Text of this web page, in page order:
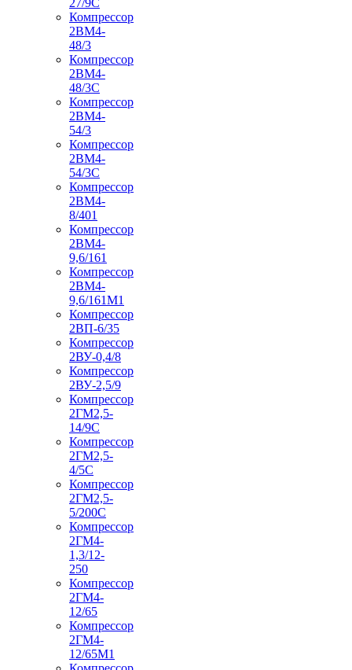
Компрессор
2ВМ4-
48/3
Компрессор
2ВМ4-
48/3С
Компрессор
2ВМ4-
54/3
Компрессор
2ВМ4-
54/3С
Компрессор
2ВМ4-
8/401
Компрессор
2ВМ4-
9,6/161
Компрессор
2ВМ4-
9,6/161М1
Компрессор
2ВП-6/35
Компрессор
2ВУ-0,4/8
Компрессор
2ВУ-2,5/9
Компрессор
2ГМ2,5-
14/9С
Компрессор
2ГМ2,5-
4/5С
Компрессор
2ГМ2,5-
5/200С
Компрессор
2ГМ4-
1,3/12-
250
Компрессор
2ГМ4-
12/65
Компрессор
2ГМ4-
12/65М1